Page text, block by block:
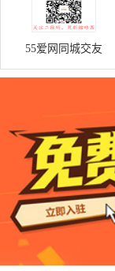
55爱网同城交友